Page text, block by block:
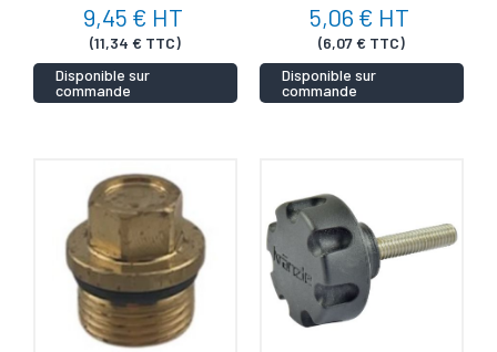
9,45 € HT
(11,34 € TTC)
Disponible sur
commande
5,06 € HT
(6,07 € TTC)
Disponible sur
commande